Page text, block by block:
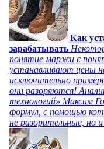
Как
зарабатывать
понятие маржи с
устанавливают цены
исключительно
они разоряются!
технологий» Максим
формул, с помощью
не разорительные, но